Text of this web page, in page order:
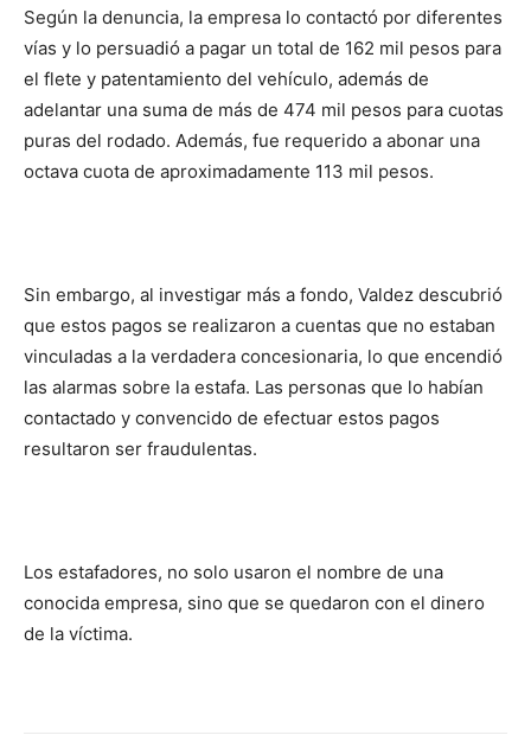
Según la denuncia, la empresa lo contactó por diferentes
vías y lo persuadió a pagar un total de 162 mil pesos para
el flete y patentamiento del vehículo, además de
adelantar una suma de más de 474 mil pesos para cuotas
puras del rodado. Además, fue requerido a abonar una
octava cuota de aproximadamente 113 mil pesos.
Sin embargo, al investigar más a fondo, Valdez descubrió
que estos pagos se realizaron a cuentas que no estaban
vinculadas a la verdadera concesionaria, lo que encendió
las alarmas sobre la estafa. Las personas que lo habían
contactado y convencido de efectuar estos pagos
resultaron ser fraudulentas.
Los estafadores, no solo usaron el nombre de una
conocida empresa, sino que se quedaron con el dinero
de la víctima.